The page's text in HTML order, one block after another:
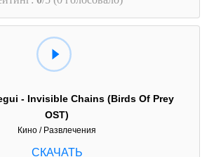
- Invisible Chains (Birds Of Prey
OST)
Кино / Развлечения